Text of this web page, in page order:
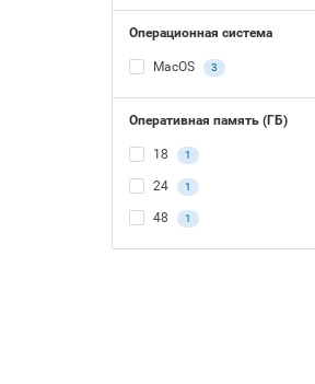
Операционная система
MacOS 3
Оперативная память (ГБ)
18 1
24 1
48 1